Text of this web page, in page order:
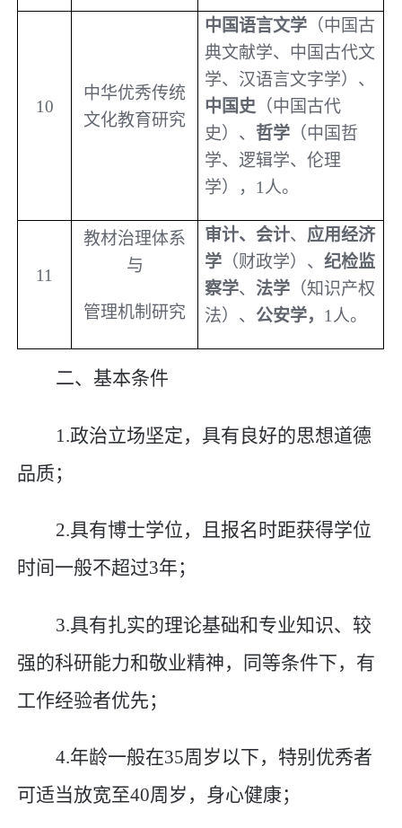
10
中华优秀传统
文化教育研究
中国语言文学 （中国古
典文献学、中国古代文
学、汉语言文字学）、
中国史 （中国古代
史）、 哲学 （中国哲
学、逻辑学、伦理
学）， 1 人。
11
教材治理体系
与
管理机制研究
审计、会计、 应用经济
学 （财政学）、纪检监
察学、法学 （知识产权
法）、 公安学， 1 人。
二、基本条件
1.政治立场坚定，具有良好的思想道德
品质；
2.具有博士学位，且报名时距获得学位
时间一般不超过3年；
3.具有扎实的理论基础和专业知识、较
强的科研能力和敬业精神，同等条件下，有
工作经验者优先；
4.年龄一般在35周岁以下，特别优秀者
可适当放宽至40周岁，身心健康；